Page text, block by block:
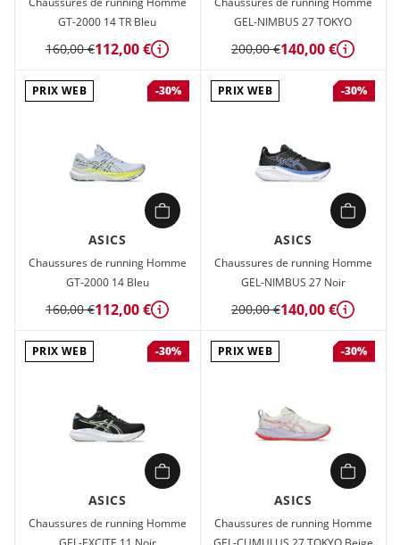
GT-2000 14 TR Bleu
160,00 €112,00 € Détails
GEL-NIMBUS 27 TOKYO
200,00 €140,00 € Détails
PRIX WEB -30%
ASICS
Chaussures de running Homme
GT-2000 14 Bleu
160,00 €112,00 € Détails
PRIX WEB -30%
ASICS
Chaussures de running Homme
GEL-NIMBUS 27 Noir
200,00 €140,00 € Détails
PRIX WEB -30%
ASICS
Chaussures de running Homme
PRIX WEB -30%
ASICS
Chaussures de running Homme